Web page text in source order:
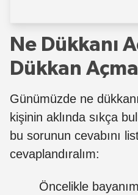
Ne Dükkanı
Dükkan
Günümüzde ne
kişinin aklında sıkça
bu sorunun cevabını
cevaplandıralım:
Öncelikle